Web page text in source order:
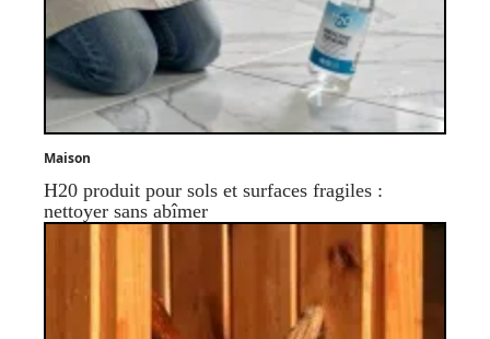
Maison
H20 produit pour sols et surfaces fragiles :
nettoyer sans abîmer